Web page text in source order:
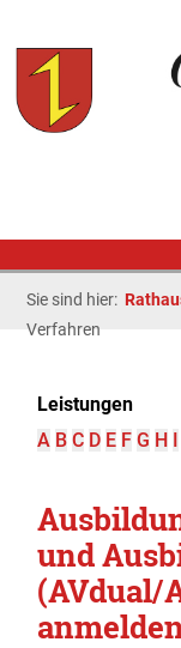
Sie sind hier:
Verfahren
Leistungen
A B C D E F G H I
und
(AVdual/